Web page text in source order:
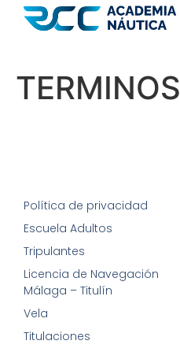
TERMINOS
Política de privacidad
Escuela Adultos
Tripulantes
Licencia de Navegación
Málaga – Titulín
Vela
Titulaciones